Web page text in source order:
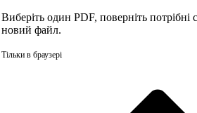
Виберіть один PDF, поверніть потрібні
новий файл.
Тільки в браузері